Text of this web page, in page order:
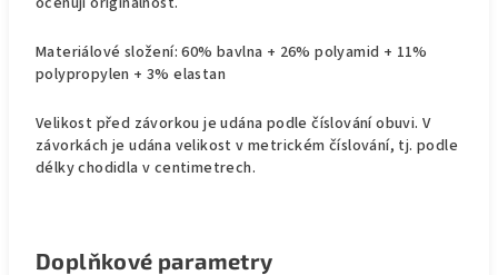
Materiálové složení: 60% bavlna + 26% polyamid + 11%
polypropylen + 3% elastan
Velikost před závorkou je udána podle číslování obuvi. V
závorkách je udána velikost v metrickém číslování, tj. podle
délky chodidla v centimetrech.
Doplňkové parametry